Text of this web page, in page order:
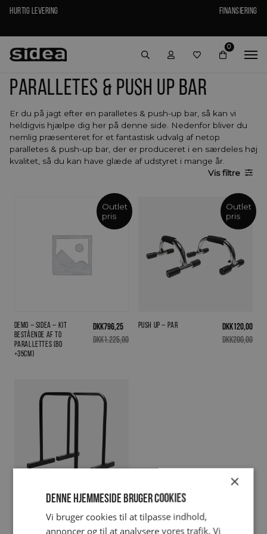
Hurtig levering Finansiering
0
Paralletes & push up bar
Er du på jagt efter en paralletes & push-up bar, så kan vi
heldigvis hjælpe dig her på denne side. Nedenfor bliver du
nemlig præsenteret for et fantastisk udvalg af netop
paralletes & push-up bar, der er produceret i en særdeles høj
kvalitet, så du kan have glæde af udstyret i mange år.
Visfiltre
Outlet
pris
Demo – Sidea – KIT
bestående af to
parallettes (80
+35cm)
DKK1.225,00
DKK796,25
Outlet
pris
Push Up – par
DKK200,00
DKK120,00
sæt (2 stk.)
×
Denne hjemmeside bruger cookies
Vi bruger cookies til at tilpasse indhold,
annoncer og til at analysere vores trafik. Vi